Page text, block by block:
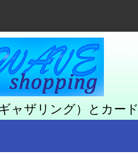
ャザリング）とカー